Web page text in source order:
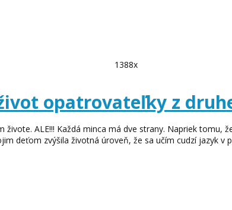
1388x
opatrovateľky z
ALE!!! Každá minca má dve strany. Napriek tomu,
deťom zvýšila životná úroveň, že sa učím cudzí jazyk v